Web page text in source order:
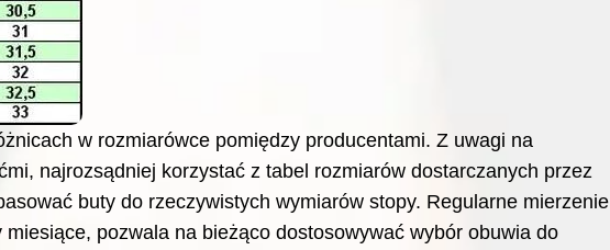
w rozmiarówce pomiędzy producentami. Z uwagi na
najrozsądniej korzystać z tabel rozmiarów dostarczanych przez
buty do rzeczywistych wymiarów stopy. Regularne mierzenie
pozwala na bieżąco dostosowywać wybór obuwia do